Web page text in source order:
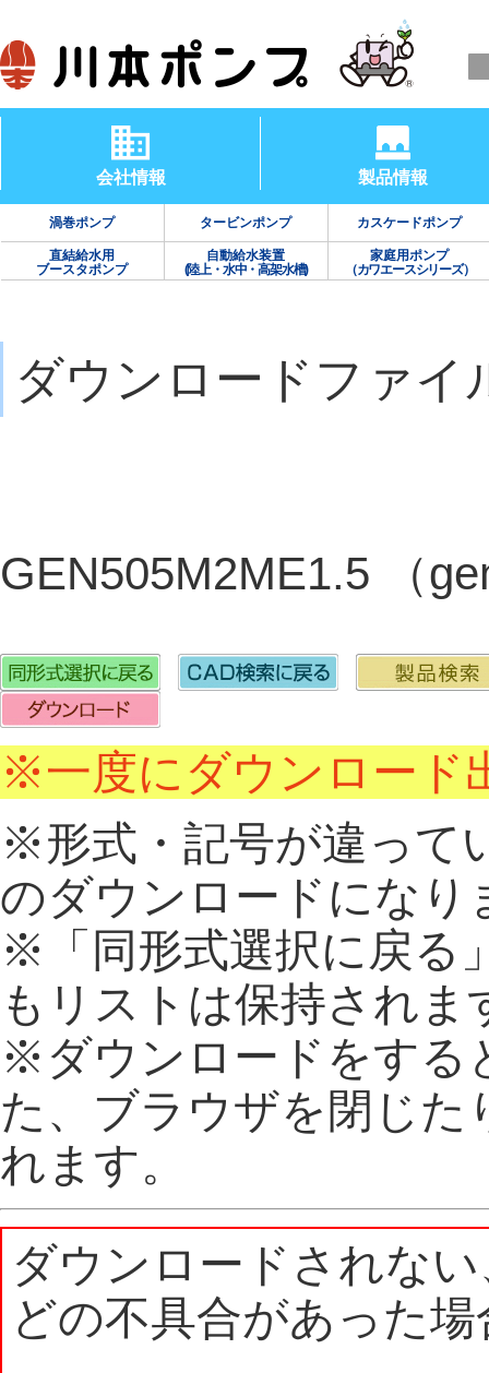
会社情報 製品情報
渦巻ポンプ タービンポンプ カスケードポンプ
直結給水用
ブースタポンプ
自動給水装置
(陸上・水中・高架水槽)
家庭用ポンプ
（カワエースシリーズ）
ダウンロードファイ
GEN505M2ME1.5 （
※一度にダウンロード
※形式・記号が違って
のダウンロードになり
※「同形式選択に戻る
もリストは保持されま
※ダウンロードをする
た、ブラウザを閉じた
れます。
ダウンロードされな
どの不具合があった